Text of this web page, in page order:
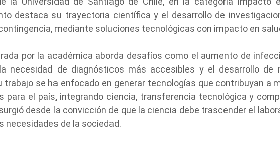
destaca su trayectoria científica y el desarrollo de
mediante soluciones tecnológicas con impacto en
por la académica aborda desafíos como el aumento de
necesidad de diagnósticos más accesibles y el desarrollo de
trabajo se ha enfocado en generar tecnologías que contribuyan a
para el país, integrando ciencia, transferencia tecnológica y
desde la convicción de que la ciencia debe trascender el
necesidades de la sociedad.